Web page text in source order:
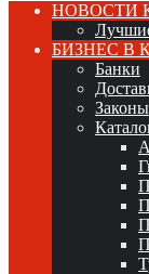
НОВОСТИ
БИЗНЕС В
Банки
Законы